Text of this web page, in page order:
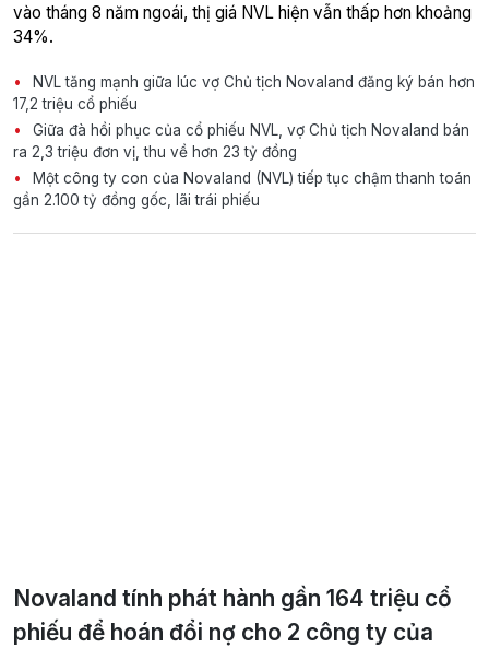
vào tháng 8 năm ngoái, thị giá NVL hiện vẫn thấp hơn khoảng
34%.
NVL tăng mạnh giữa lúc vợ Chủ tịch Novaland đăng ký bán hơn
17,2 triệu cổ phiếu
Giữa đà hồi phục của cổ phiếu NVL, vợ Chủ tịch Novaland bán
ra 2,3 triệu đơn vị, thu về hơn 23 tỷ đồng
Một công ty con của Novaland (NVL) tiếp tục chậm thanh toán
gần 2.100 tỷ đồng gốc, lãi trái phiếu
Novaland tính phát hành gần 164 triệu cổ
phiếu để hoán đổi nợ cho 2 công ty của